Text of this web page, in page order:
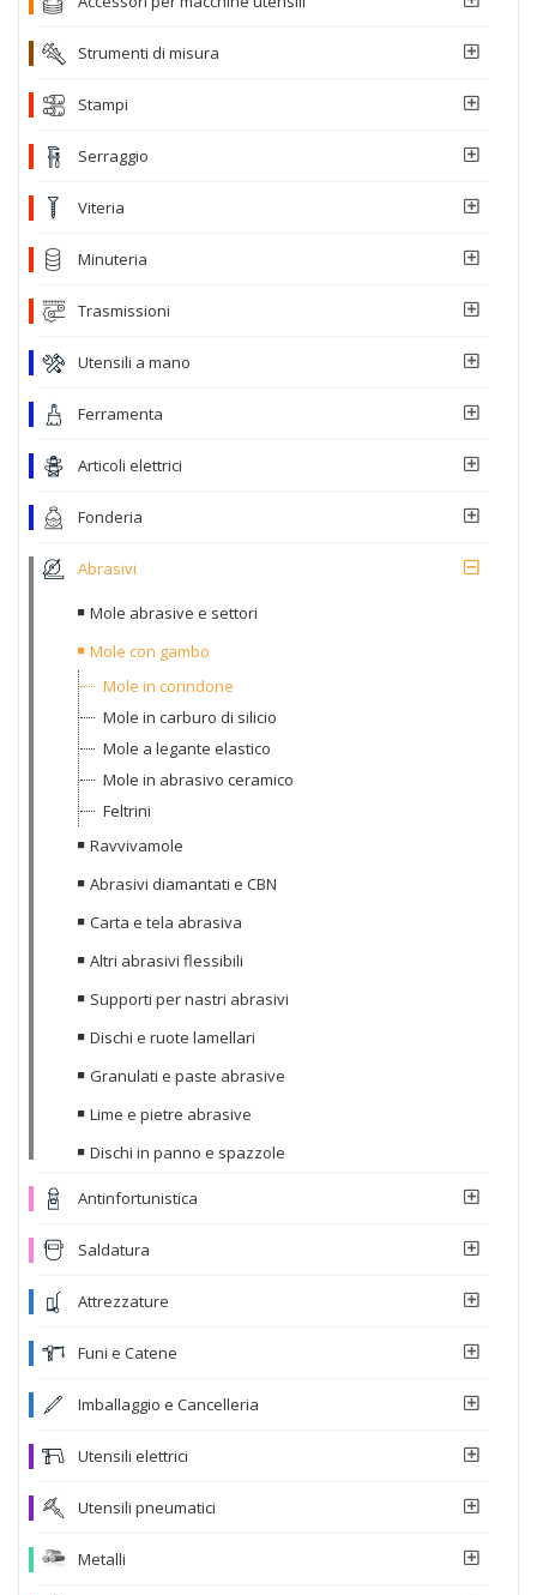
Strumenti di misura
Stampi
Serraggio
Viteria
Minuteria
Trasmissioni
Utensili a mano
Ferramenta
Articoli elettrici
Fonderia
Abrasivi
Mole abrasive e settori
Mole con gambo
Mole in corindone
Mole in carburo di silicio
Mole a legante elastico
Mole in abrasivo ceramico
Feltrini
Ravvivamole
Abrasivi diamantati e CBN
Carta e tela abrasiva
Altri abrasivi flessibili
Supporti per nastri abrasivi
Dischi e ruote lamellari
Granulati e paste abrasive
Lime e pietre abrasive
Dischi in panno e spazzole
Antinfortunistica
Saldatura
Attrezzature
Funi e Catene
Imballaggio e Cancelleria
Utensili elettrici
Utensili pneumatici
Metalli